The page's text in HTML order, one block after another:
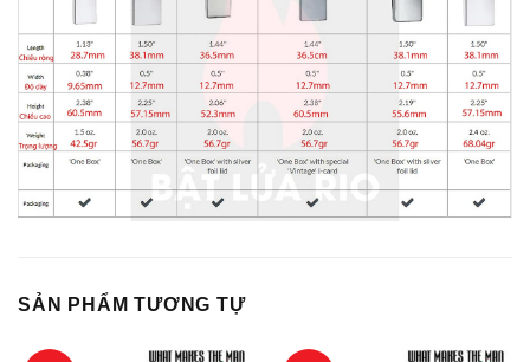
SẢN PHẨM TƯƠNG TỰ